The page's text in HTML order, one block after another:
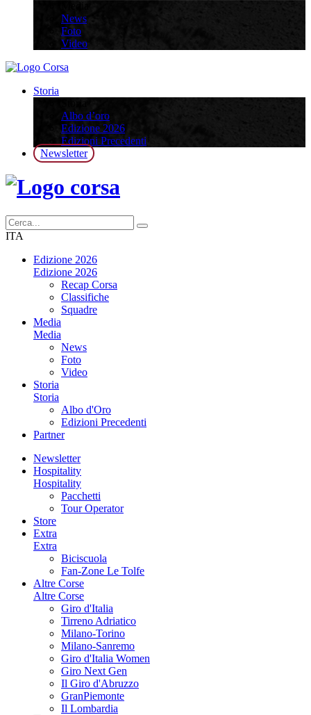
News
Foto
Video
Storia
Albo d’oro
Edizione 2026
Edizioni Precedenti
Newsletter
ITA
Edizione 2026
Edizione 2026
Recap Corsa
Classifiche
Squadre
Media
Media
News
Foto
Video
Storia
Storia
Albo d'Oro
Edizioni Precedenti
Partner
Newsletter
Hospitality
Hospitality
Pacchetti
Tour Operator
Store
Extra
Extra
Biciscuola
Fan-Zone Le Tolfe
Altre Corse
Altre Corse
Giro d'Italia
Tirreno Adriatico
Milano-Torino
Milano-Sanremo
Giro d'Italia Women
Giro Next Gen
Il Giro d'Abruzzo
GranPiemonte
Il Lombardia